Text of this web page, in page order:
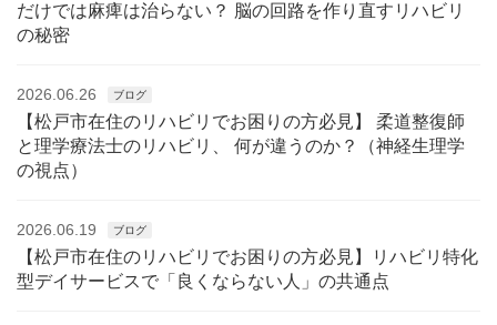
だけでは麻痺は治らない？ 脳の回路を作り直すリハビリ
の秘密
2026.06.26 ブログ
【松戸市在住のリハビリでお困りの方必見】 柔道整復師
と理学療法士のリハビリ、 何が違うのか？（神経生理学
の視点）
2026.06.19 ブログ
【松戸市在住のリハビリでお困りの方必見】リハビリ特化
型デイサービスで「良くならない人」の共通点